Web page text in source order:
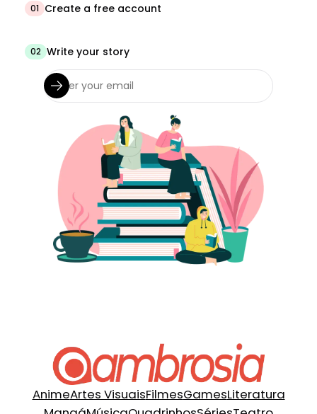
01 Create a free account
02 Write your story
AnimeArtes VisuaisFilmesGamesLiteratura